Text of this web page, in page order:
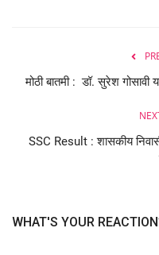
मोठी बातमी : डॉ. सुरेश गोसावी
SSC Result : शासकीय निवासी
WHAT'S YOUR